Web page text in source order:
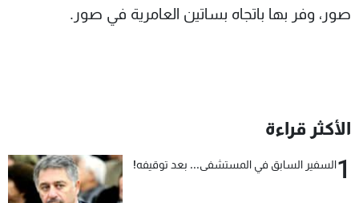
صور، وفر بها باتجاه بساتين العامرية في صور.
الأكثر قراءة
1السفير السابق في المستشفى... بعد توقيفه!
سياسة الخصوصية